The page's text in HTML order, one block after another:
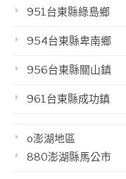
951台東縣綠島鄉
954台東縣卑南鄉
956台東縣關山鎮
961台東縣成功鎮
o澎湖地區
880澎湖縣馬公市